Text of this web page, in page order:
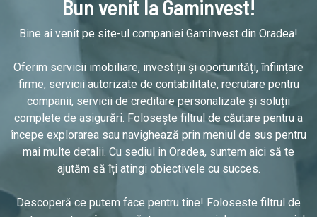
Bun venit la Gaminvest!
Bine ai venit pe site-ul companiei Gaminvest din Oradea!
Oferim servicii imobiliare, investiții și oportunități, înființare
firme, servicii autorizate de contabilitate, recrutare pentru
companii, servicii de creditare personalizate și soluții
complete de asigurări. Folosește filtrul de căutare pentru a
începe explorarea sau navighează prin meniul de sus pentru
mai multe detalii. Cu sediul in Oradea, suntem aici să te
ajutăm să îți atingi obiectivele cu succes.
Descoperă ce putem face pentru tine! Foloseste filtrul de